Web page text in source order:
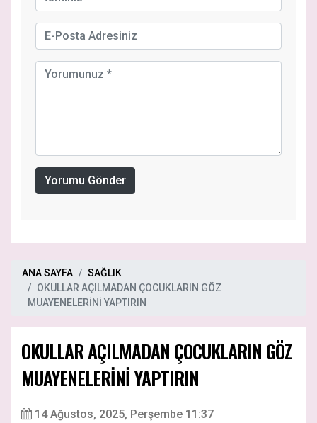
Yorumu Gönder
ANA SAYFA
SAĞLIK
OKULLAR AÇILMADAN ÇOCUKLARIN GÖZ
MUAYENELERİNİ YAPTIRIN
OKULLAR AÇILMADAN ÇOCUKLARIN GÖZ
MUAYENELERİNİ YAPTIRIN
14 Ağustos, 2025, Perşembe 11:37